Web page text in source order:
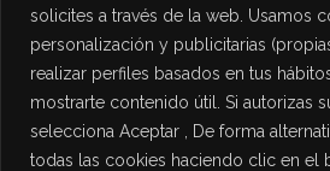
solicites a través de la web. Usamos
personalización y publicitarias
realizar perfiles basados en tus
mostrarte contenido útil. Si autorizas
selecciona Aceptar , De forma
todas las cookies haciendo clic en el